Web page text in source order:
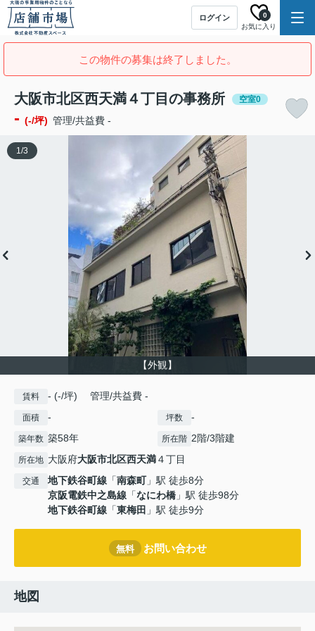
ログイン
お気に入り
0
この物件の募集は終了しました。
大阪市北区西天満４丁目の事務所 空室0
- (-/坪) 管理/共益費 -
【外観】
1/3
賃料 - (-/坪) 管理/共益費 -
面積 - 坪数 -
築年数 築58年 所在階 2階/3階建
所在地 大阪府大阪市北区西天満４丁目
交通 地下鉄谷町線 「南森町」駅 徒歩8分
京阪電鉄中之島線 「なにわ橋 」駅 徒歩98分
地下鉄谷町線 「東梅田 」駅 徒歩9分
無料 お問い合わせ
地図